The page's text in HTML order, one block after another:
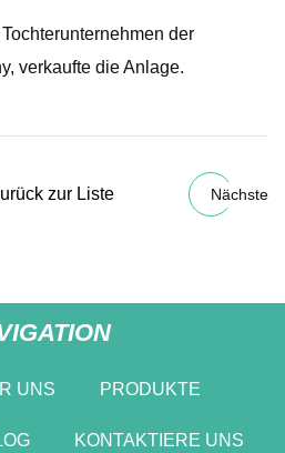
der
verkaufte die Anlage.
zur Liste Nächste
UNS PRODUKTE
KONTAKTIERE UNS